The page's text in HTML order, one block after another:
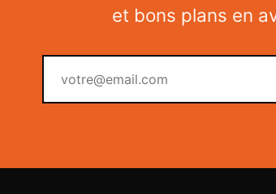
et bons plans en